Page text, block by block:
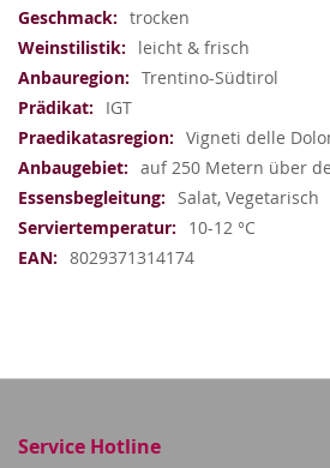
trocken
leicht & frisch
Trentino-Südtirol
IGT
Vigneti delle
auf 250 Metern über
Salat, Vegetarisch
10-12 °C
8029371314174
Service Hotline